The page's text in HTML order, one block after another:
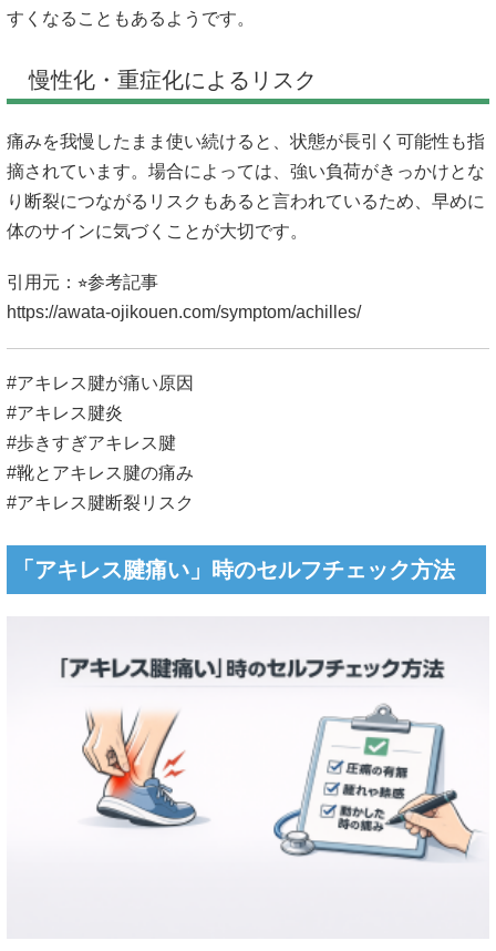
すくなることもあるようです。
慢性化・重症化によるリスク
痛みを我慢したまま使い続けると、状態が長引く可能性も指
摘されています。場合によっては、強い負荷がきっかけとな
り断裂につながるリスクもあると言われているため、早めに
体のサインに気づくことが大切です。
引用元：⭐︎参考記事
https://awata-ojikouen.com/symptom/achilles/
#アキレス腱が痛い原因
#アキレス腱炎
#歩きすぎアキレス腱
#靴とアキレス腱の痛み
#アキレス腱断裂リスク
「アキレス腱痛い」時のセルフチェック方法